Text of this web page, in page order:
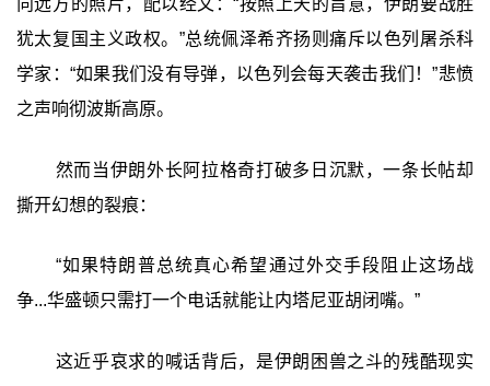
犹太复国主义政权。”总统佩泽希齐扬则痛斥以色列屠杀科
学家：“如果我们没有导弹，以色列会每天袭击我们！”悲愤
之声响彻波斯高原。
然而当伊朗外长阿拉格奇打破多日沉默，一条长帖却
撕开幻想的裂痕：
“如果特朗普总统真心希望通过外交手段阻止这场战
争...华盛顿只需打一个电话就能让内塔尼亚胡闭嘴。”
这近乎哀求的喊话背后，是伊朗困兽之斗的残酷现实